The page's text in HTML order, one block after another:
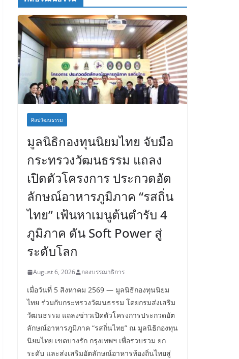
ศิลปวัฒนธรรม
มูลนิธิกองทุนนิยมไทย จับมือ
กระทรวงวัฒนธรรม แถลง
เปิดตัวโครงการ ประกวดอัต
ลักษณ์อาหารภูมิภาค “รสถิ่น
ไทย” เฟ้นหาเมนูต้นตำรับ 4
ภูมิภาค ดัน Soft Power สู่
ระดับโลก
August 6, 2026 กองบรรณาธิการ
เมื่อวันที่ 5 สิงหาคม 2569 — มูลนิธิกองทุนนิยม
ไทย ร่วมกับกระทรวงวัฒนธรรม โดยกรมส่งเสริม
วัฒนธรรม แถลงข่าวเปิดตัวโครงการประกวดอัต
ลักษณ์อาหารภูมิภาค “รสถิ่นไทย” ณ มูลนิธิกองทุน
นิยมไทย เขตบางรัก กรุงเทพฯ เพื่อรวบรวม ยก
ระดับ และส่งเสริมอัตลักษณ์อาหารท้องถิ่นไทยสู่